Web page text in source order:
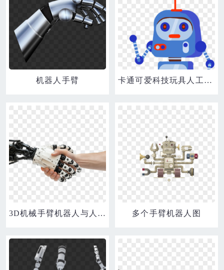
机器人手臂 卡通可爱科技玩具人工智能卡通机器人手绘素材
3D机械手臂机器人与人类和平共处免抠元素 多个手臂机器人图